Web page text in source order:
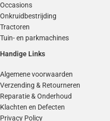
Occasions
Onkruidbestrijding
Tractoren
Tuin- en parkmachines
Handige Links
Algemene voorwaarden
Verzending & Retourneren
Reparatie & Onderhoud
Klachten en Defecten
Privacy Policy